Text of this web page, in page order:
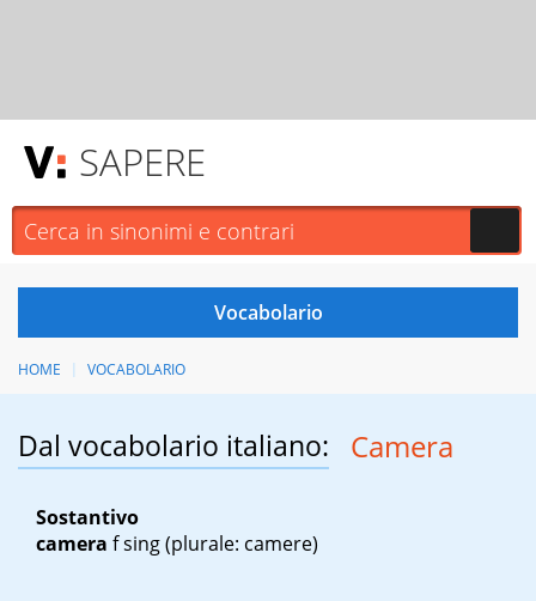
SAPERE
HOME VOCABOLARIO
Dal vocabolario italiano: Camera
Sostantivo
camera f sing(plurale: camere)